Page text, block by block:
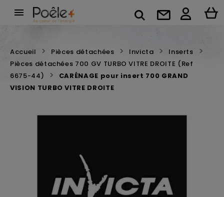

Accueil Pièces détachées Invicta
Inserts
Pièces détachées 700 GV TURBO VITRE DROITE (Ref
6675-44)
CARÉNAGE pour insert 700 GRAND
VISION TURBO VITRE DROITE